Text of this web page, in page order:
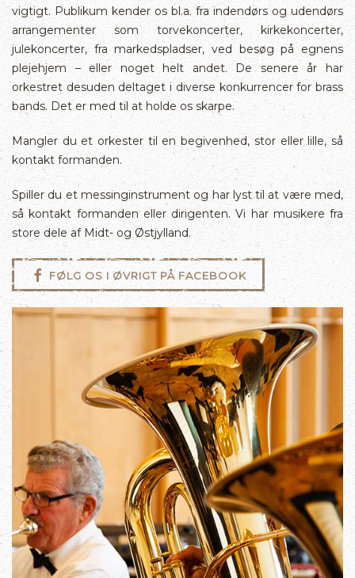
vigtigt. Publikum kender os bl.a. fra indendørs og udendørs
arrangementer som torvekoncerter, kirkekoncerter,
julekoncerter, fra markedspladser, ved besøg på egnens
plejehjem – eller noget helt andet. De senere år har
orkestret desuden deltaget i diverse konkurrencer for brass
bands. Det er med til at holde os skarpe.
Mangler du et orkester til en begivenhed, stor eller lille, så
kontakt formanden.
Spiller du et messinginstrument og har lyst til at være med,
så kontakt formanden eller dirigenten. Vi har musikere fra
store dele af Midt- og Østjylland.
FØLG OS I ØVRIGT PÅ FACEBOOK